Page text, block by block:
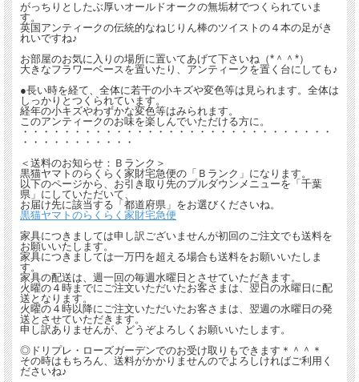
がっちりとしたぶ厚いオールドオークの無垢材でつくられていま
す。
英国アンティークの伝統的なねじりん棒のツイストの４本の足がき
れいですね♪
お部屋のお気に入りの場所に置いてあげて下さいね（*＾＾*）
大きなフラワーベースを置いたり、アンティークを置く台にしても♪
●長い時を経て、全体に若干の小キズや変色等は見られます。全体は
しっかりとつくられています。
経年の小キズやわずかな変色等はみられます。
このアンティークのお味を楽しんでいただける方に。
・・・・・・・・・・・・・・・・・・・・・・・・・・・・・・
・・・・・・・・・・・
＜送料のお知らせ：Ｂランク＞
黒猫ヤマトのらくらく家財宅急便の「Ｂランク」になります。
以下のページから、お引き取り先のプルダウンメニューを「千葉
県」にしていただいて、
お届け先に該当する「都道府県」をお選びくださいね。
黒猫ヤマトのらくらく家財宅急便
家具につきましては申し訳ございませんが初回のご注文でも送料を
お願いいたします。
家具につきましては一万円を超える場合も送料をお願いいたしま
す。
家具の配送は、週一回の毎週水曜日とさせていただきます。
火曜の４時までにご注文いただいたお客さまは、翌日の水曜日に配
送となります。
火曜の４時以降にご注文いただいたお客さまは、翌週の水曜日の発
送とさせていただきます。
申し訳ありませんが、どうぞよろしくお願いいたします。
◎ドリプレ・ローズガーデンでのお受け取りもできます＊＾＾＊
その時はもちろん、送料がかかりませんのでよろしければご利用く
ださいね♪